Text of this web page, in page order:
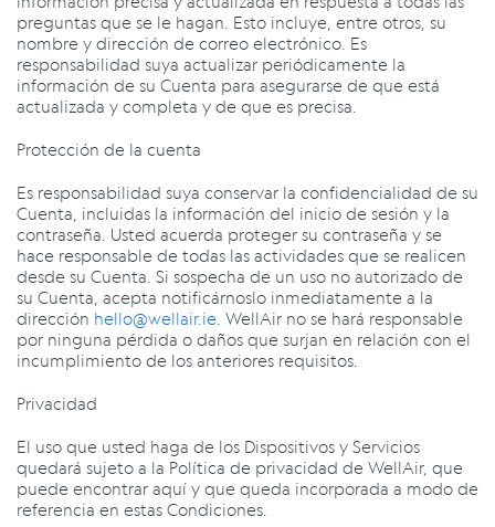
preguntas que se le hagan. Esto incluye, entre otros, su
nombre y dirección de correo electrónico. Es
responsabilidad suya actualizar periódicamente la
información de su Cuenta para asegurarse de que está
actualizada y completa y de que es precisa.
Protección de la cuenta
Es responsabilidad suya conservar la confidencialidad de su
Cuenta, incluidas la información del inicio de sesión y la
contraseña. Usted acuerda proteger su contraseña y se
hace responsable de todas las actividades que se realicen
desde su Cuenta. Si sospecha de un uso no autorizado de
su Cuenta, acepta notificárnoslo inmediatamente a la
dirección hello@wellair.ie. WellAir no se hará responsable
por ninguna pérdida o daños que surjan en relación con el
incumplimiento de los anteriores requisitos.
Privacidad
El uso que usted haga de los Dispositivos y Servicios
quedará sujeto a la Política de privacidad de WellAir, que
puede encontrar aquí y que queda incorporada a modo de
referencia en estas Condiciones.